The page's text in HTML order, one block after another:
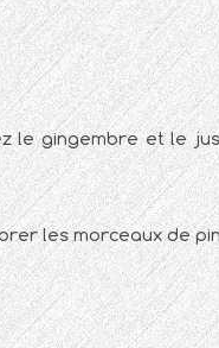
le gingembre et le
les morceaux de